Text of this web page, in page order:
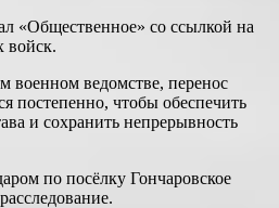
«Общественное» со ссылкой на
войск.
военном ведомстве, перенос
постепенно, чтобы обеспечить
и сохранить непрерывность
по посёлку Гончаровское